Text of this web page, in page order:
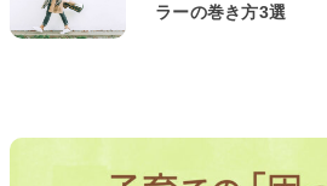
ラーの巻き方3選